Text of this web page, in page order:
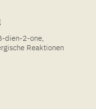
dien-2-one,
Reaktionen